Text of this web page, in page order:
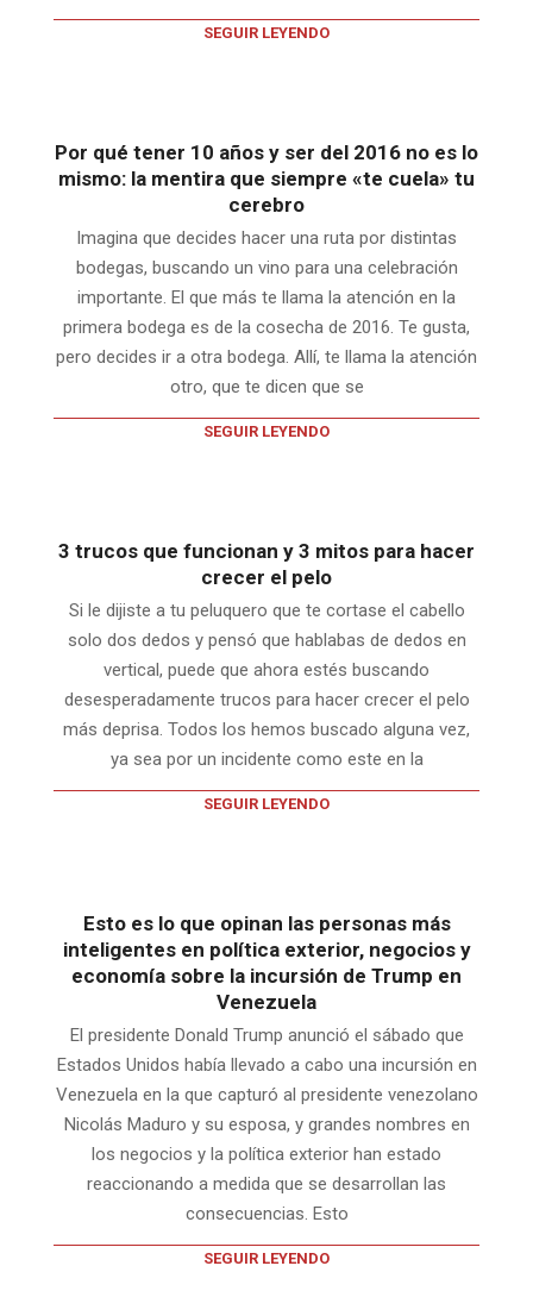
SEGUIR LEYENDO
Por qué tener 10 años y ser del 2016 no es lo
mismo: la mentira que siempre «te cuela» tu
cerebro
Imagina que decides hacer una ruta por distintas
bodegas, buscando un vino para una celebración
importante. El que más te llama la atención en la
primera bodega es de la cosecha de 2016. Te gusta,
pero decides ir a otra bodega. Allí, te llama la atención
otro, que te dicen que se
SEGUIR LEYENDO
3 trucos que funcionan y 3 mitos para hacer
crecer el pelo
Si le dijiste a tu peluquero que te cortase el cabello
solo dos dedos y pensó que hablabas de dedos en
vertical, puede que ahora estés buscando
desesperadamente trucos para hacer crecer el pelo
más deprisa. Todos los hemos buscado alguna vez,
ya sea por un incidente como este en la
SEGUIR LEYENDO
Esto es lo que opinan las personas más
inteligentes en política exterior, negocios y
economía sobre la incursión de Trump en
Venezuela
El presidente Donald Trump anunció el sábado que
Estados Unidos había llevado a cabo una incursión en
Venezuela en la que capturó al presidente venezolano
Nicolás Maduro y su esposa, y grandes nombres en
los negocios y la política exterior han estado
reaccionando a medida que se desarrollan las
consecuencias. Esto
SEGUIR LEYENDO